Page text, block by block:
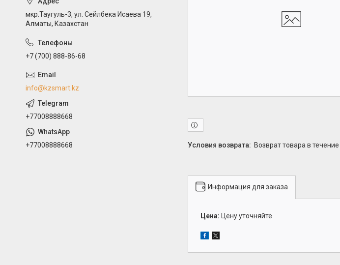
возврат товара в
Информация для заказа
Цена: Цену уточняйте
мкр.Таугуль-3, ул. Сейлбека Исаева 19,
Алматы, Казахстан
+7 (700) 888-86-68
info@kzsmart.kz
+77008888668
+77008888668